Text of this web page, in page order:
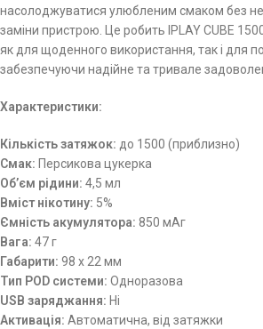
насолоджуватися улюбленим смаком без
заміни пристрою. Це робить IPLAY CUBE
як для щоденного використання, так і для
забезпечуючи надійне та тривале
Характеристики:
Кількість затяжок: до 1500 (приблизно)
Смак: Персикова цукерка
Об’єм рідини: 4,5 мл
Вміст нікотину: 5%
Ємність акумулятора: 850 мАг
Вага: 47 г
Габарити: 98 х 22 мм
Тип POD системи: Одноразова
USB заряджання: Ні
Активація: Автоматична, від затяжки